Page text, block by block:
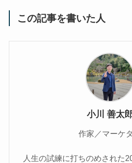
この記事を書いた人
小川 善太
作家／マーケ
人生の試練に打ちのめされた